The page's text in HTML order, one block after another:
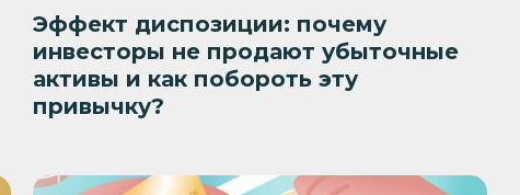
Эффект диспозиции: почему
инвесторы не продают убыточные
активы и как побороть эту
привычку?